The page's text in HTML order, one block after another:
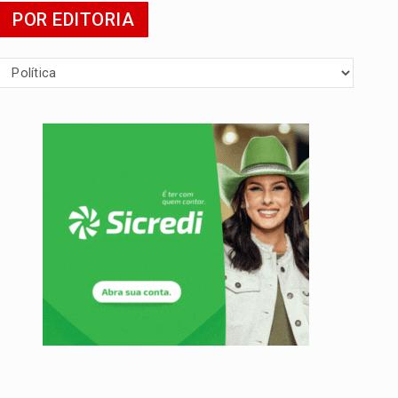
POR EDITORIA